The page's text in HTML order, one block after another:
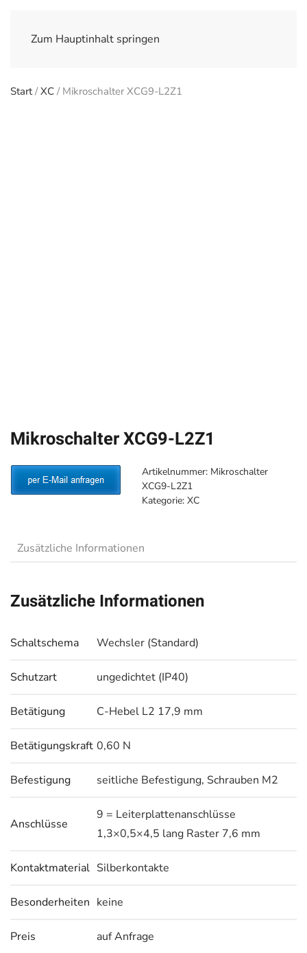
Zum Hauptinhalt springen
Start/XC / Mikroschalter XCG9-L2Z1
Mikroschalter XCG9-L2Z1
Artikelnummer: Mikroschalter
XCG9-L2Z1
Kategorie: XC
Zusätzliche Informationen
Zusätzliche Informationen
Schaltschema Wechsler (Standard)
Schutzart ungedichtet (IP40)
Betätigung C-Hebel L2 17,9 mm
Betätigungskraft 0,60 N
Befestigung seitliche Befestigung, Schrauben M2
Anschlüsse
9 = Leiterplattenanschlüsse
1,3×0,5×4,5 lang Raster 7,6 mm
Kontaktmaterial Silberkontakte
Besonderheiten keine
Preis auf Anfrage